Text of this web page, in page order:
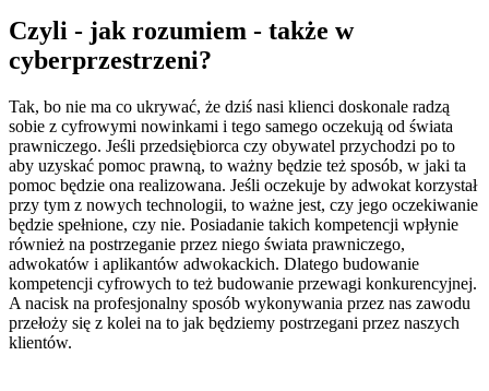
Czyli - jak rozumiem - także w
cyberprzestrzeni?
Tak, bo nie ma co ukrywać, że dziś nasi klienci doskonale radzą
sobie z cyfrowymi nowinkami i tego samego oczekują od świata
prawniczego. Jeśli przedsiębiorca czy obywatel przychodzi po to
aby uzyskać pomoc prawną, to ważny będzie też sposób, w jaki ta
pomoc będzie ona realizowana. Jeśli oczekuje by adwokat korzystał
przy tym z nowych technologii, to ważne jest, czy jego oczekiwanie
będzie spełnione, czy nie. Posiadanie takich kompetencji wpłynie
również na postrzeganie przez niego świata prawniczego,
adwokatów i aplikantów adwokackich. Dlatego budowanie
kompetencji cyfrowych to też budowanie przewagi konkurencyjnej.
A nacisk na profesjonalny sposób wykonywania przez nas zawodu
przełoży się z kolei na to jak będziemy postrzegani przez naszych
klientów.